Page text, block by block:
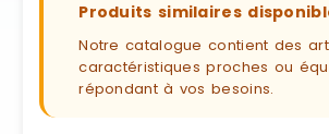
Produits similaires
Notre catalogue contient des
caractéristiques proches ou
répondant à vos besoins.